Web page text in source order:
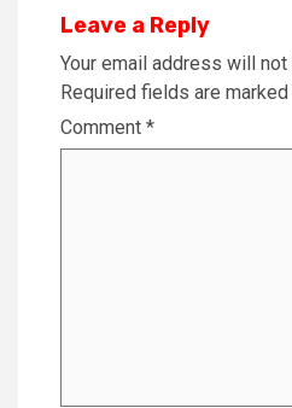
Leave a Reply
Your email address will
Required fields are marked
Comment *